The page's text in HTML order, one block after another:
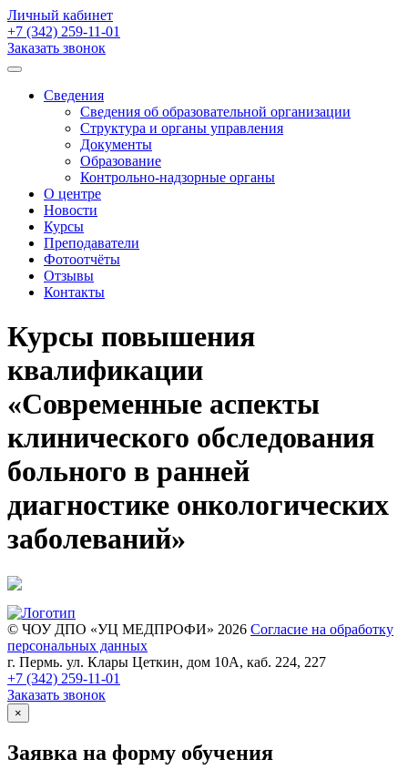
Личный кабинет
+7 (342) 259-11-01
Заказать звонок
Сведения
Сведения об образовательной организации
Структура и органы управления
Документы
Образование
Контрольно-надзорные органы
О центре
Новости
Курсы
Преподаватели
Фотоотчёты
Отзывы
Контакты
Курсы повышения
квалификации
«Современные аспекты
клинического обследования
больного в ранней
диагностике онкологических
заболеваний»
© ЧОУ ДПО «УЦ МЕДПРОФИ» 2026 Согласие на обработку
персональных данных
г. Пермь. ул. Клары Цеткин, дом 10А, каб. 224, 227
+7 (342) 259-11-01
Заказать звонок
×
Заявка на форму обучения